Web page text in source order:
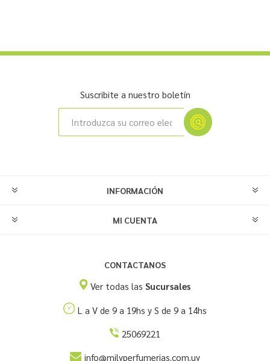
Suscribite a nuestro boletín
INFORMACIÓN
MI CUENTA
CONTACTANOS
Ver todas lasSucursales
L a V de 9 a 19hs y S de 9 a 14hs
25069221
info@milyperfumerias.com.uy